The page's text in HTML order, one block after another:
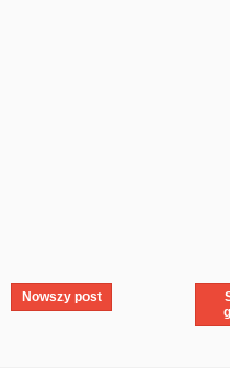
Nowszy post